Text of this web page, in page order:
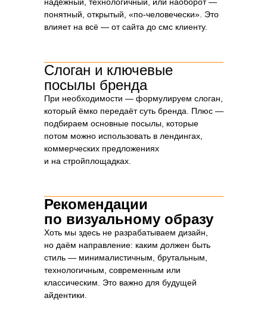
понятный, открытый, «по-человечески». Это
влияет на всё — от сайта до смс клиенту.
Слоган и ключевые
посылы бренда
При необходимости — формулируем слоган,
который ёмко передаёт суть бренда. Плюс —
подбираем основные посылы, которые
потом можно использовать в лендингах,
коммерческих предложениях
и на стройплощадках.
Рекомендации
по визуальному образу
Хоть мы здесь не разрабатываем дизайн,
но даём направление: каким должен быть
стиль — минималистичным, брутальным,
технологичным, современным или
классическим. Это важно для будущей
айдентики.